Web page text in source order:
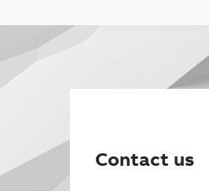
Contact us